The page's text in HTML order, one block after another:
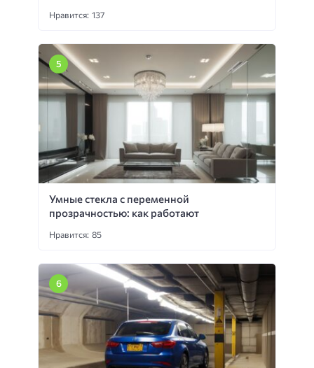
Нравится: 137
Умные стекла с переменной
прозрачностью: как работают
Нравится: 85